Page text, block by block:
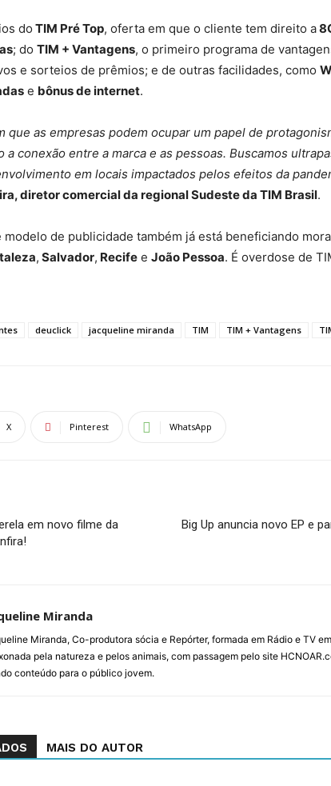
do TIM Pré Top, oferta em que o cliente tem direito a
; do TIM + Vantagens, o primeiro programa de
e sorteios de prêmios; e de outras facilidades, como
e bônus de internet.
que as empresas podem ocupar um papel de
conexão entre a marca e as pessoas. Buscamos
em locais impactados pelos efeitos da
diretor comercial da regional Sudeste da TIM Brasil.
modelo de publicidade também já está beneficiando
, Salvador, Recife e João Pessoa. É overdose de
deuclick jacqueline miranda TIM TIM + Vantagens
X Pinterest WhatsApp
em novo filme da
Big Up anuncia novo EP e
Miranda
Miranda, Co-produtora sócia e Repórter, formada em Rádio e TV
pela natureza e pelos animais, com passagem pelo site
conteúdo para o público jovem.
MAIS DO AUTOR